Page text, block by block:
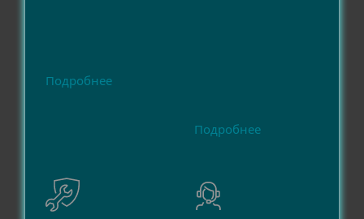
Подробнее
Подробнее